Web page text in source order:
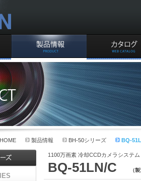
製品情報 カタログ
製品情報 BH-50シリーズ BQ-
1100万画素 冷却CCDカメラシステム
BQ-51LN/C （